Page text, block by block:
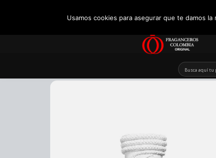
to
Usamos cookies para asegurar que te damos